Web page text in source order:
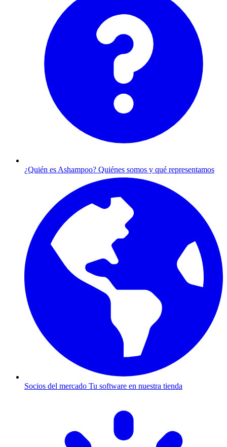
¿Quién es Ashampoo? Quiénes somos y qué representamos
Socios del mercado Tu software en nuestra tienda